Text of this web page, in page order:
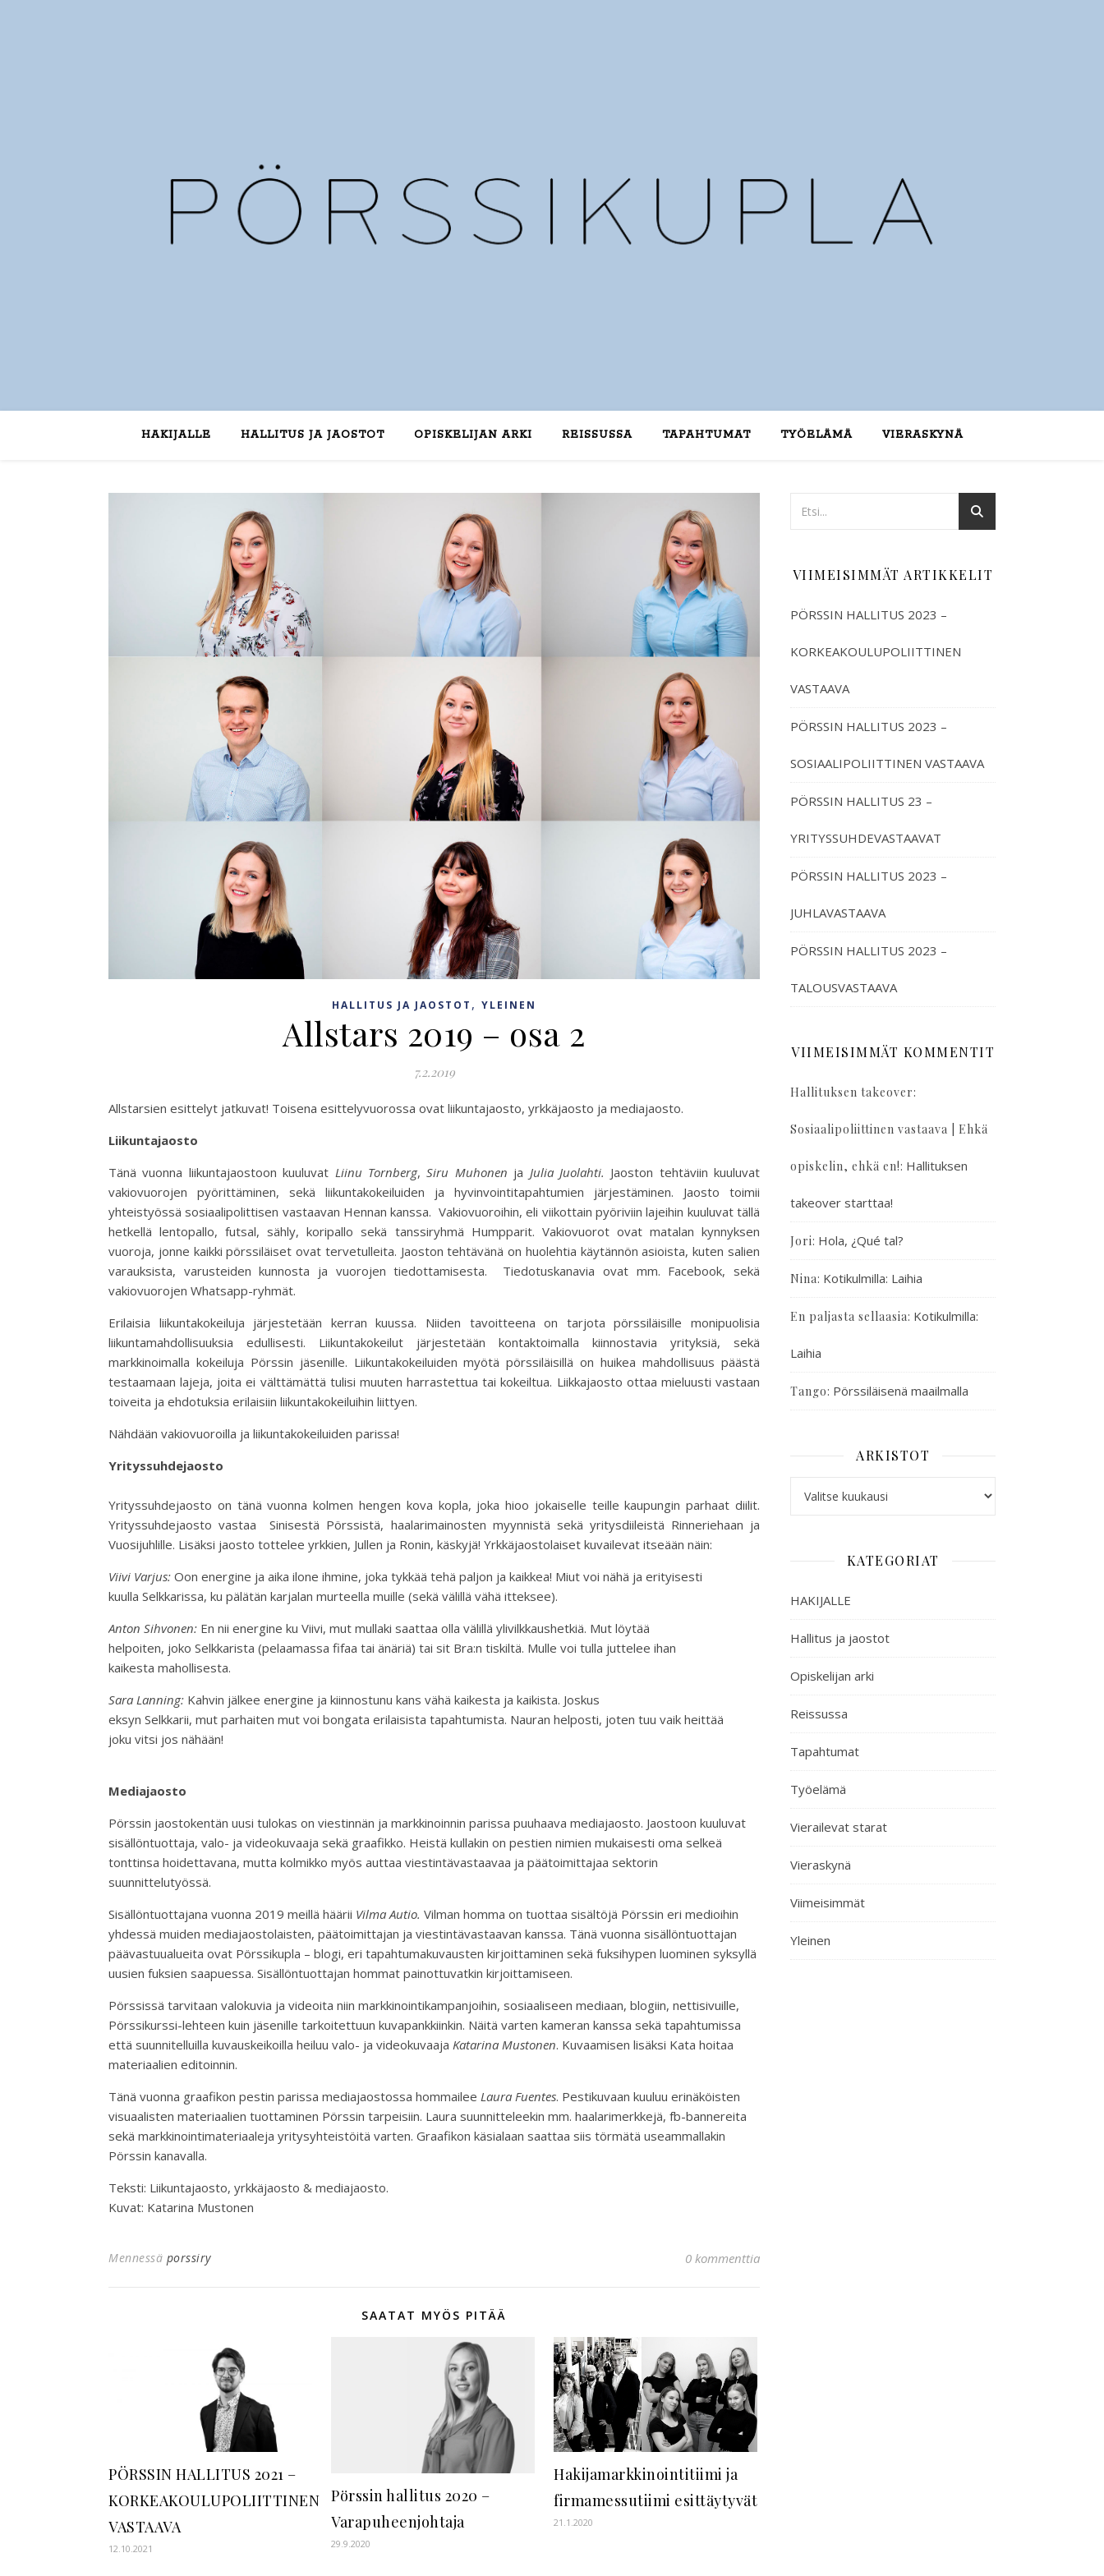
HAKIJALLE HALLITUS JA JAOSTOT OPISKELIJAN ARKI REISSUSSA TAPAHTUMAT TYÖELÄMÄ VIERASKYNÄ
HALLITUS JA JAOSTOT , YLEINEN
Allstars 2019 – osa 2
7.2.2019
Allstarsien esittelyt jatkuvat! Toisena esittelyvuorossa ovat liikuntajaosto, yrkkäjaosto ja mediajaosto.
Liikuntajaosto
Tänä vuonna liikuntajaostoon kuuluvat Liinu Tornberg,Siru Muhonen ja Julia Juolahti. Jaoston tehtäviin kuuluvat
vakiovuorojen pyörittäminen, sekä liikuntakokeiluiden ja hyvinvointitapahtumien järjestäminen. Jaosto toimii
yhteistyössä sosiaalipolittisen vastaavan Hennan kanssa. Vakiovuoroihin, eli viikottain pyöriviin lajeihin kuuluvat tällä
hetkellä lentopallo, futsal, sähly, koripallo sekä tanssiryhmä Humpparit. Vakiovuorot ovat matalan kynnyksen
vuoroja, jonne kaikki pörssiläiset ovat tervetulleita. Jaoston tehtävänä on huolehtia käytännön asioista, kuten salien
varauksista, varusteiden kunnosta ja vuorojen tiedottamisesta. Tiedotuskanavia ovat mm. Facebook, sekä
vakiovuorojen Whatsapp-ryhmät.
Erilaisia liikuntakokeiluja järjestetään kerran kuussa. Niiden tavoitteena on tarjota pörssiläisille monipuolisia
liikuntamahdollisuuksia edullisesti. Liikuntakokeilut järjestetään kontaktoimalla kiinnostavia yrityksiä, sekä
markkinoimalla kokeiluja Pörssin jäsenille. Liikuntakokeiluiden myötä pörssiläisillä on huikea mahdollisuus päästä
testaamaan lajeja, joita ei välttämättä tulisi muuten harrastettua tai kokeiltua. Liikkajaosto ottaa mieluusti vastaan
toiveita ja ehdotuksia erilaisiin liikuntakokeiluihin liittyen.
Nähdään vakiovuoroilla ja liikuntakokeiluiden parissa!
Yrityssuhdejaosto
Yrityssuhdejaosto on tänä vuonna kolmen hengen kova kopla, joka hioo jokaiselle teille kaupungin parhaat diilit.
Yrityssuhdejaosto vastaa Sinisestä Pörssistä, haalarimainosten myynnistä sekä yritysdiileistä Rinneriehaan ja
Vuosijuhlille. Lisäksi jaosto tottelee yrkkien, Jullen ja Ronin, käskyjä! Yrkkäjaostolaiset kuvailevat itseään näin:
Viivi Varjus: Oon energine ja aika ilone ihmine, joka tykkää tehä paljon ja kaikkea! Miut voi nähä ja erityisesti
kuulla Selkkarissa, ku pälätän karjalan murteella muille (sekä välillä vähä itteksee).
Anton Sihvonen: En nii energine ku Viivi, mut mullaki saattaa olla välillä ylivilkkaushetkiä. Mut löytää
helpoiten, joko Selkkarista (pelaamassa fifaa tai änäriä) tai sit Bra:n tiskiltä. Mulle voi tulla juttelee ihan
kaikesta mahollisesta.
Sara Lanning: Kahvin jälkee energine ja kiinnostunu kans vähä kaikesta ja kaikista. Joskus
eksyn Selkkarii, mut parhaiten mut voi bongata erilaisista tapahtumista. Nauran helposti, joten tuu vaik heittää
joku vitsi jos nähään!
Mediajaosto
Pörssin jaostokentän uusi tulokas on viestinnän ja markkinoinnin parissa puuhaava mediajaosto. Jaostoon kuuluvat
sisällöntuottaja, valo- ja videokuvaaja sekä graafikko. Heistä kullakin on pestien nimien mukaisesti oma selkeä
tonttinsa hoidettavana, mutta kolmikko myös auttaa viestintävastaavaa ja päätoimittajaa sektorin
suunnittelutyössä.
Sisällöntuottajana vuonna 2019 meillä häärii Vilma Autio. Vilman homma on tuottaa sisältöjä Pörssin eri medioihin
yhdessä muiden mediajaostolaisten, päätoimittajan ja viestintävastaavan kanssa. Tänä vuonna sisällöntuottajan
päävastuualueita ovat Pörssikupla – blogi, eri tapahtumakuvausten kirjoittaminen sekä fuksihypen luominen syksyllä
uusien fuksien saapuessa. Sisällöntuottajan hommat painottuvatkin kirjoittamiseen.
Pörssissä tarvitaan valokuvia ja videoita niin markkinointikampanjoihin, sosiaaliseen mediaan, blogiin, nettisivuille,
Pörssikurssi-lehteen kuin jäsenille tarkoitettuun kuvapankkiinkin. Näitä varten kameran kanssa sekä tapahtumissa
että suunnitelluilla kuvauskeikoilla heiluu valo- ja videokuvaaja Katarina Mustonen. Kuvaamisen lisäksi Kata hoitaa
materiaalien editoinnin.
Tänä vuonna graafikon pestin parissa mediajaostossa hommailee Laura Fuentes. Pestikuvaan kuuluu erinäköisten
visuaalisten materiaalien tuottaminen Pörssin tarpeisiin. Laura suunnitteleekin mm. haalarimerkkejä, fb-bannereita
sekä markkinointimateriaaleja yritysyhteistöitä varten. Graafikon käsialaan saattaa siis törmätä useammallakin
Pörssin kanavalla.
Teksti: Liikuntajaosto, yrkkäjaosto & mediajaosto.
Kuvat: Katarina Mustonen
Mennessä porssiry 0 kommenttia
SAATAT MYÖS PITÄÄ
PÖRSSIN HALLITUS 2021 –
KORKEAKOULUPOLIITTINEN
VASTAAVA
12.10.2021
Pörssin hallitus 2020 –
Varapuheenjohtaja
29.9.2020
Hakijamarkkinointitiimi ja
firmamessutiimi esittäytyvät
21.1.2020
VIIMEISIMMÄT ARTIKKELIT
PÖRSSIN HALLITUS 2023 –
KORKEAKOULUPOLIITTINEN
VASTAAVA
PÖRSSIN HALLITUS 2023 –
SOSIAALIPOLIITTINEN VASTAAVA
PÖRSSIN HALLITUS 23 –
YRITYSSUHDEVASTAAVAT
PÖRSSIN HALLITUS 2023 –
JUHLAVASTAAVA
PÖRSSIN HALLITUS 2023 –
TALOUSVASTAAVA
VIIMEISIMMÄT KOMMENTIT
Hallituksen takeover:
Sosiaalipoliittinen vastaava | Ehkä
opiskelin, ehkä en!: Hallituksen
takeover starttaa!
Jori: Hola, ¿Qué tal?
Nina: Kotikulmilla: Laihia
En paljasta sellaasia: Kotikulmilla:
Laihia
Tango: Pörssiläisenä maailmalla
ARKISTOT
KATEGORIAT
HAKIJALLE
Hallitus ja jaostot
Opiskelijan arki
Reissussa
Tapahtumat
Työelämä
Vierailevat starat
Vieraskynä
Viimeisimmät
Yleinen